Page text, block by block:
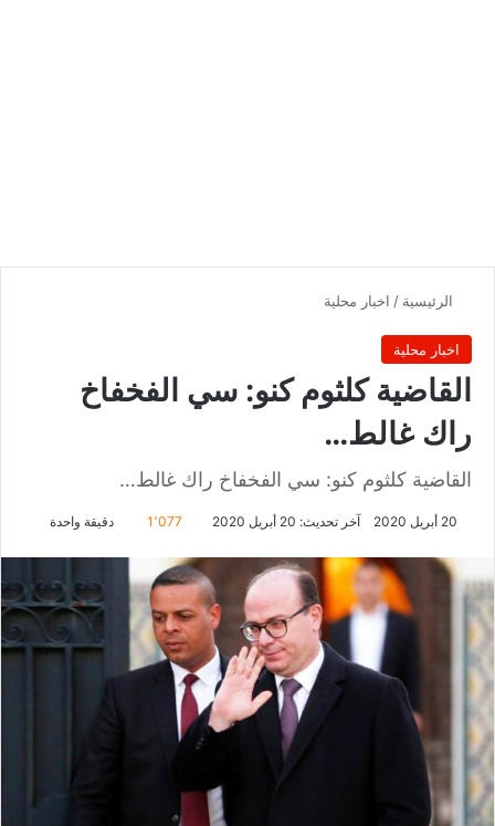
الرئيسية / اخبار محلية
اخبار محلية
القاضية كلثوم كنو: سي الفخفاخ
راك غالط…
القاضية كلثوم كنو: سي الفخفاخ راك غالط…
20 أبريل 2020 آخر تحديث: 20 أبريل 2020 1٬077 دقيقة واحدة